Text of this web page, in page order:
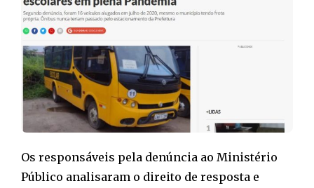
Os responsáveis pela denúncia ao Ministério
Público analisaram o direito de resposta e